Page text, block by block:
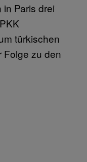
Paris drei
türkischen
Folge zu den